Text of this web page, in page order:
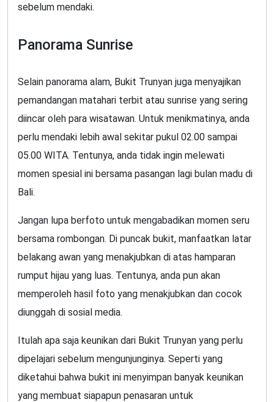
sebelum mendaki.
Panorama Sunrise
Selain panorama alam, Bukit Trunyan juga menyajikan
pemandangan matahari terbit atau sunrise yang sering
diincar oleh para wisatawan. Untuk menikmatinya, anda
perlu mendaki lebih awal sekitar pukul 02.00 sampai
05.00 WITA. Tentunya, anda tidak ingin melewati
momen spesial ini bersama pasangan lagi bulan madu di
Bali.
Jangan lupa berfoto untuk mengabadikan momen seru
bersama rombongan. Di puncak bukit, manfaatkan latar
belakang awan yang menakjubkan di atas hamparan
rumput hijau yang luas. Tentunya, anda pun akan
memperoleh hasil foto yang menakjubkan dan cocok
diunggah di sosial media.
Itulah apa saja keunikan dari Bukit Trunyan yang perlu
dipelajari sebelum mengunjunginya. Seperti yang
diketahui bahwa bukit ini menyimpan banyak keunikan
yang membuat siapapun penasaran untuk